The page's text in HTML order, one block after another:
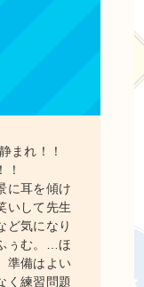
まれ！！
！
に耳を傾け
いして先生
ど気になり
ぅむ。…ほ
準備はよい
く練習問題